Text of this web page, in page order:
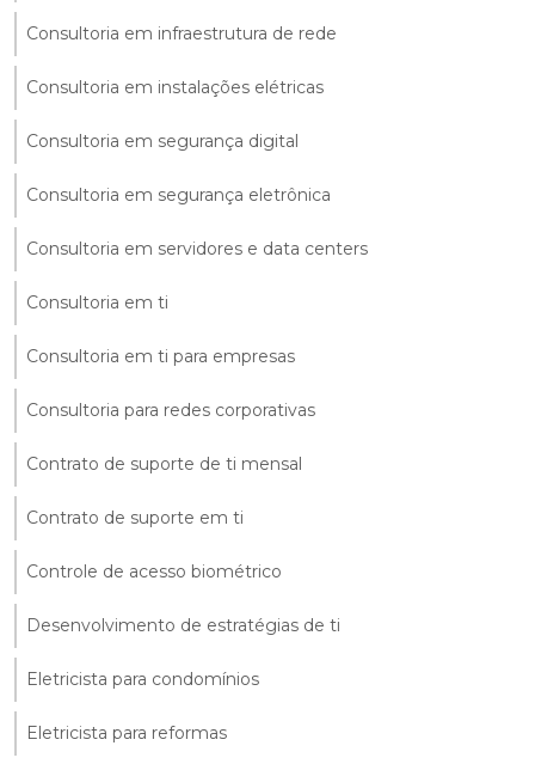
Consultoria em infraestrutura de rede
Consultoria em instalações elétricas
Consultoria em segurança digital
Consultoria em segurança eletrônica
Consultoria em servidores e data centers
Consultoria em ti
Consultoria em ti para empresas
Consultoria para redes corporativas
Contrato de suporte de ti mensal
Contrato de suporte em ti
Controle de acesso biométrico
Desenvolvimento de estratégias de ti
Eletricista para condomínios
Eletricista para reformas